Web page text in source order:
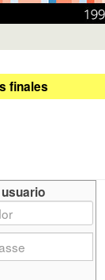
finales